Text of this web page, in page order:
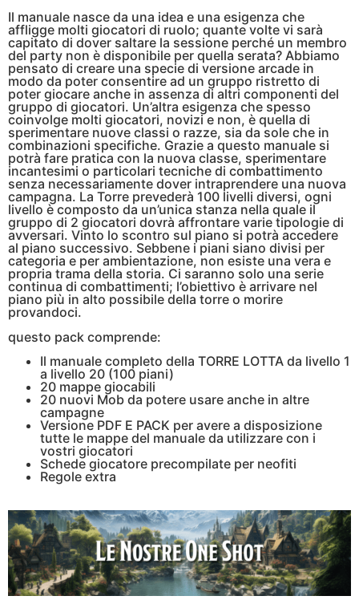
Il manuale nasce da una idea e una esigenza che
affligge molti giocatori di ruolo; quante volte vi sarà
capitato di dover saltare la sessione perché un membro
del party non è disponibile per quella serata? Abbiamo
pensato di creare una specie di versione arcade in
modo da poter consentire ad un gruppo ristretto di
poter giocare anche in assenza di altri componenti del
gruppo di giocatori. Un’altra esigenza che spesso
coinvolge molti giocatori, novizi e non, è quella di
sperimentare nuove classi o razze, sia da sole che in
combinazioni specifiche. Grazie a questo manuale si
potrà fare pratica con la nuova classe, sperimentare
incantesimi o particolari tecniche di combattimento
senza necessariamente dover intraprendere una nuova
campagna. La Torre prevederà 100 livelli diversi, ogni
livello è composto da un’unica stanza nella quale il
gruppo di 2 giocatori dovrà affrontare varie tipologie di
avversari. Vinto lo scontro sul piano si potrà accedere
al piano successivo. Sebbene i piani siano divisi per
categoria e per ambientazione, non esiste una vera e
propria trama della storia. Ci saranno solo una serie
continua di combattimenti; l’obiettivo è arrivare nel
piano più in alto possibile della torre o morire
provandoci.
questo pack comprende:
Il manuale completo della TORRE LOTTA da livello 1
a livello 20 (100 piani)
20 mappe giocabili
20 nuovi Mob da potere usare anche in altre
campagne
Versione PDF E PACK per avere a disposizione
tutte le mappe del manuale da utilizzare con i
vostri giocatori
Schede giocatore precompilate per neofiti
Regole extra